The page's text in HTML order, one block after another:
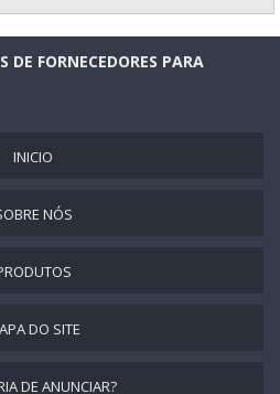
FORNECEDORES PARA
INICIO
NÓS
DO SITE
DE ANUNCIAR?